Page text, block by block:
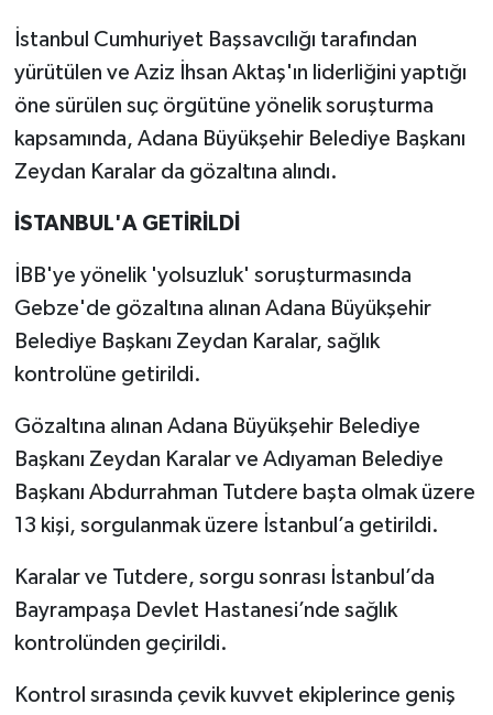
İstanbul Cumhuriyet Başsavcılığı tarafından
yürütülen ve Aziz İhsan Aktaş'ın liderliğini yaptığı
öne sürülen suç örgütüne yönelik soruşturma
kapsamında, Adana Büyükşehir Belediye Başkanı
Zeydan Karalar da gözaltına alındı.
İSTANBUL'A GETİRİLDİ
İBB'ye yönelik 'yolsuzluk' soruşturmasında
Gebze'de gözaltına alınan Adana Büyükşehir
Belediye Başkanı Zeydan Karalar, sağlık
kontrolüne getirildi.
Gözaltına alınan Adana Büyükşehir Belediye
Başkanı Zeydan Karalar ve Adıyaman Belediye
Başkanı Abdurrahman Tutdere başta olmak üzere
13 kişi, sorgulanmak üzere İstanbul’a getirildi.
Karalar ve Tutdere, sorgu sonrası İstanbul’da
Bayrampaşa Devlet Hastanesi’nde sağlık
kontrolünden geçirildi.
Kontrol sırasında çevik kuvvet ekiplerince geniş